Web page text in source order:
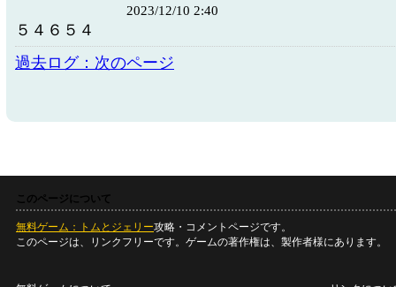
2023/12/10 2:40
５４６５４
過去ログ：次のページ
このページについて
無料ゲーム：トムとジェリー攻略・コメントページです。
このページは、リンクフリーです。ゲームの著作権は、製作者様にあります。